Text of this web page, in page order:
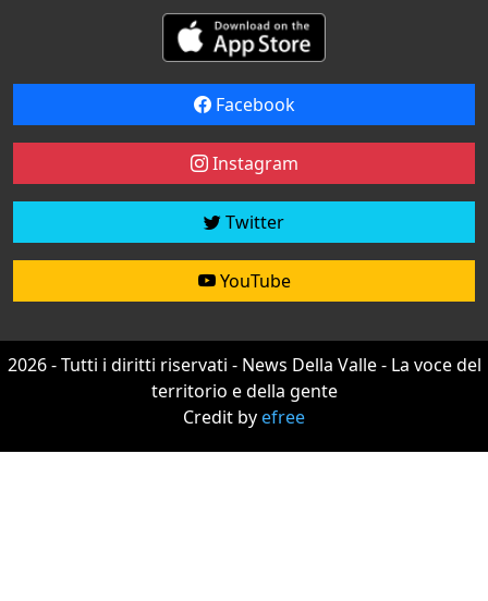
Facebook
Instagram
Twitter
YouTube
2026 - Tutti i diritti riservati - News Della Valle - La voce del
territorio e della gente
Credit byefree